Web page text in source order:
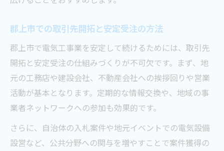
郡上市での取引先開拓と安定受注の方法
郡上市で電気工事業を安定して続けるためには、取引先
開拓と安定受注の仕組みづくりが不可欠です。まず、地
元の工務店や建設会社、不動産会社への挨拶回りや営業
活動が基本となります。定期的な情報交換や、地域の事
業者ネットワークへの参加も効果的です。
さらに、自治体の入札案件や地元イベントでの電気設備
設営など、公共分野への関与を増やすことで案件獲得の